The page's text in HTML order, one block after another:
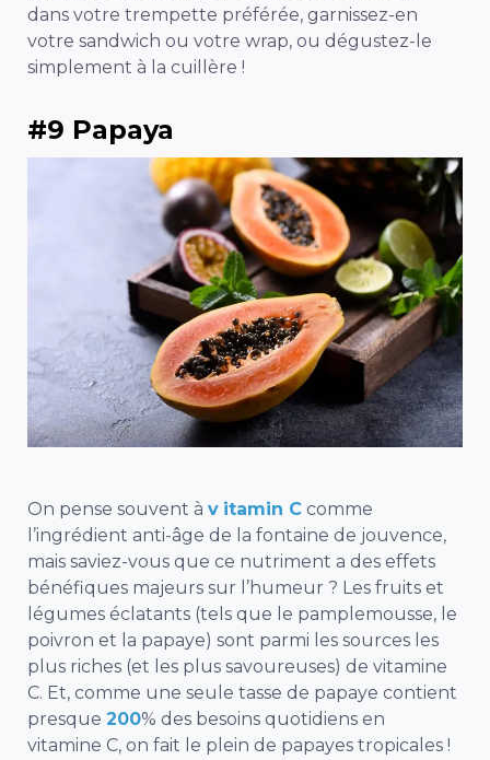
dans votre trempette préférée, garnissez-en
votre sandwich ou votre wrap, ou dégustez-le
simplement à la cuillère !
#9 Papaya
On pense souvent à v itamin C comme
l’ingrédient anti-âge de la fontaine de jouvence,
mais saviez-vous que ce nutriment a des effets
bénéfiques majeurs sur l’humeur ? Les fruits et
légumes éclatants (tels que le pamplemousse, le
poivron et la papaye) sont parmi les sources les
plus riches (et les plus savoureuses) de vitamine
C. Et, comme une seule tasse de papaye contient
presque 200% des besoins quotidiens en
vitamine C, on fait le plein de papayes tropicales !